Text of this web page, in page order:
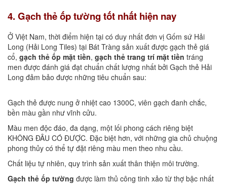
4. Gạch thẻ ốp tường tốt nhất hiện nay
Ở Việt Nam, thời điểm hiện tại có duy nhất đơn vị Gốm sứ Hải
Long (Hải Long Tiles) tại Bát Tràng sản xuất được gạch thẻ giá
cổ, gạch thẻ ốp mặt tiền, gạch thẻ trang trí mặt tiền tráng
men được đánh giá đạt chuẩn chất lượng nhất bởi Gạch thẻ Hải
Long đảm bảo được những tiêu chuẩn sau:
Gạch thẻ được nung ở nhiệt cao 1300C, viên gạch đanh chắc,
bền màu gần như vĩnh cửu.
Màu men độc đáo, đa dạng, một lối phong cách riêng biệt
KHÔNG ĐÂU CÓ ĐƯỢC. Đặc biệt hơn, với những gia chủ chuộng
phong thủy có thể tự đặt riêng màu men theo nhu cầu.
Chất liệu tự nhiên, quy trình sản xuất thân thiện môi trường.
Gạch thẻ ốp tường được làm thủ công tinh xảo từ thợ bậc nhất